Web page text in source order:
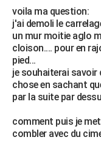
Alimentation
Guide de la santé
Maladies
Médicaments
Sommeil
VOYAGE
Destinations
City break
Voyage nature
Voyage de noces
Forum
Climat
+PHOTO
GUIDES D'ACHAT
BONS PLANS
CARTE DE VOEUX
voila ma question:
j'ai demoli le
un mur moitie aglo
cloison.... pour en
pied...
je souhaiterai
chose en sachant
par la suite par
comment puis je
combler avec du